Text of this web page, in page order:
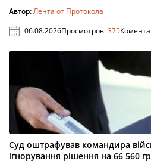
Автор:Лента от Протокола
06.08.2026Просмотров:375
Суд оштрафував командира
ігнорування рішення на 66 560